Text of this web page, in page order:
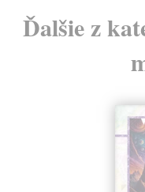
Ďalšie z